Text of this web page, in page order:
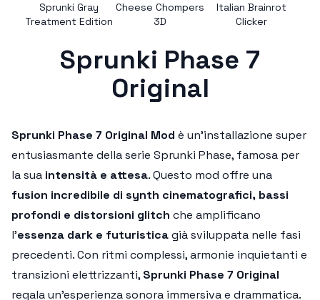
Sprunki Gray
Treatment Edition
Cheese Chompers
3D
Italian Brainrot
Clicker
Sprunki Phase 7
Original
Sprunki Phase 7 Original Mod è un'installazione super
entusiasmante della serie Sprunki Phase, famosa per
la sua intensità e attesa. Questo mod offre una
fusion incredibile di synth cinematografici, bassi
profondi e distorsioni glitch che amplificano
l'essenza dark e futuristicagià sviluppata nelle fasi
precedenti. Con ritmi complessi, armonie inquietanti e
transizioni elettrizzanti, Sprunki Phase 7 Original
regala un'esperienza sonora immersiva e drammatica.